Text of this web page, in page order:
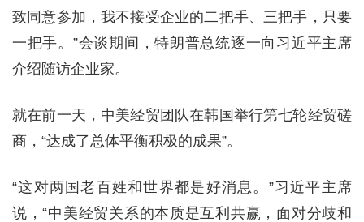
致同意参加，我不接受企业的二把手、三把手，只要
一把手。”会谈期间，特朗普总统逐一向习近平主席
介绍随访企业家。
就在前一天，中美经贸团队在韩国举行第七轮经贸磋
商，“达成了总体平衡积极的成果”。
“这对两国老百姓和世界都是好消息。”习近平主席
说，“中美经贸关系的本质是互利共赢，面对分歧和